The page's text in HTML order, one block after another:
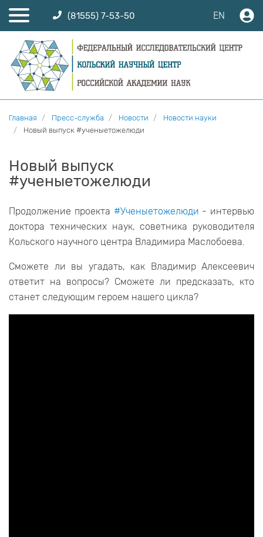
(81555) 7-53-50 EN
Главная Пресс-служба Новости
Новости науки
Новый выпуск #ученыетожелюди
Новый выпуск
#ученыетожелюди
Продолжение проекта #Ученыетожелюди - интервью
доктора технических наук, советника руководителя
Кольского научного центра Владимира Маслобоева.
Сможете ли вы угадать, как Владимир Алексеевич
ответит на вопросы? Сможете ли предсказать, кто
станет следующим героем нашего цикла?